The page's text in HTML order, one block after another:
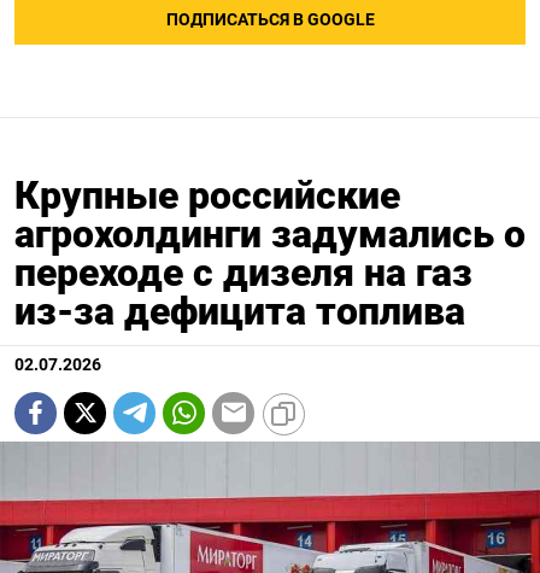
ПОДПИСАТЬСЯ В GOOGLE
Крупные российские
агрохолдинги задумались о
переходе с дизеля на газ
из-за дефицита топлива
02.07.2026